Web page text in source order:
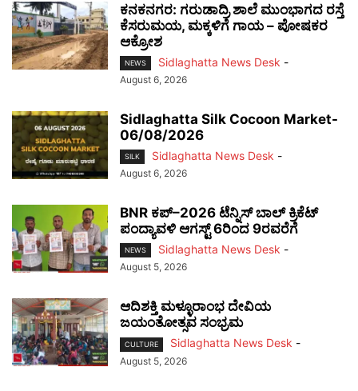
ಕನಕನಗರ: ಗರುಡಾದ್ರಿ ಶಾಲೆ ಮುಂಭಾಗದ ರಸ್ತೆ
ಕೆಸರುಮಯ, ಮಕ್ಕಳಿಗೆ ಗಾಯ – ಪೋಷಕರ
ಆಕ್ರೋಶ
NEWS Sidlaghatta News Desk -
August 6, 2026
Sidlaghatta Silk Cocoon Market-
06/08/2026
SILK Sidlaghatta News Desk -
August 6, 2026
BNR ಕಪ್–2026 ಟೆನ್ನಿಸ್ ಬಾಲ್ ಕ್ರಿಕೆಟ್
ಪಂದ್ಯಾವಳಿ ಆಗಸ್ಟ್ 6ರಿಂದ 9ರವರೆಗೆ
NEWS Sidlaghatta News Desk -
August 5, 2026
ಆದಿಶಕ್ತಿ ಮಳ್ಳೂರಾಂಭ ದೇವಿಯ
ಜಯಂತೋತ್ಸವ ಸಂಭ್ರಮ
CULTURE Sidlaghatta News Desk -
August 5, 2026